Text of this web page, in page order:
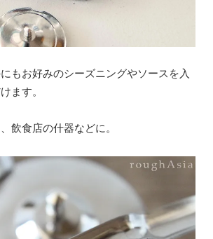
もお好みのシーズニングやソースを入
ます。
飲食店の什器などに。